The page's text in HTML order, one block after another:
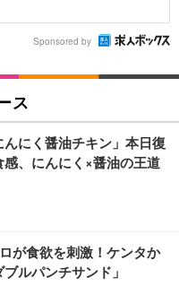
Sponsored by
ス
にく醤油チキン」本日復
、にんにく×醤油の王道
が食欲を刺激！ケンタか
ルパンチサンド」